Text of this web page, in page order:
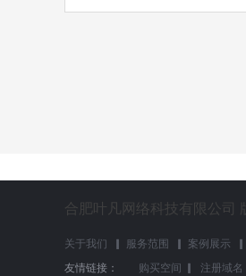
合肥叶凡网络科技有限公司
关于我们 服务范围 案例展示
友情链接：
购买空间 注册域名